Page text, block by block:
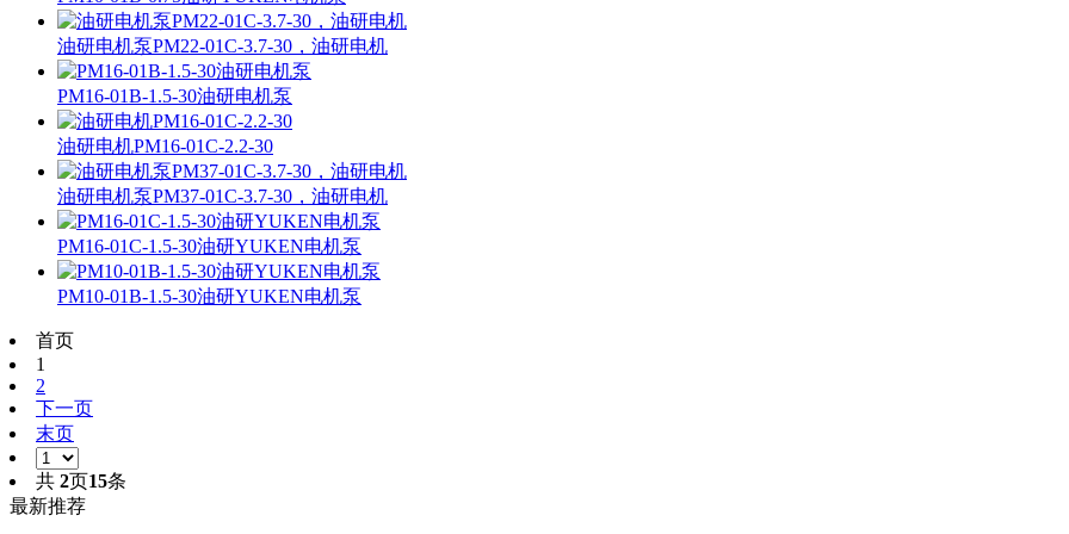
油研电机泵PM22-01C-3.7-30，油研电机
PM16-01B-1.5-30油研电机泵
油研电机PM16-01C-2.2-30
油研电机泵PM37-01C-3.7-30，油研电机
PM16-01C-1.5-30油研YUKEN电机泵
PM10-01B-1.5-30油研YUKEN电机泵
首页
1
2
下一页
末页
共 2页15条
最新推荐